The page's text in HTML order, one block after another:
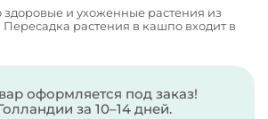
и ухоженные растения из
растения в кашпо входит в
оформляется под заказ!
за 10–14 дней.